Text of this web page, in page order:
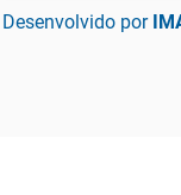
Desenvolvido por